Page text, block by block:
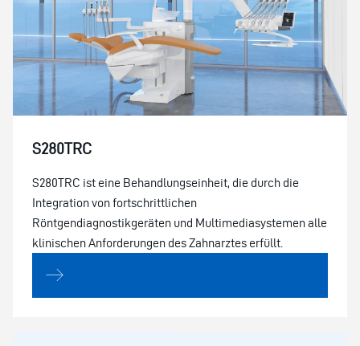
S280TRC
S280TRC ist eine Behandlungseinheit, die durch die
Integration von fortschrittlichen
Röntgendiagnostikgeräten und Multimediasystemen alle
klinischen Anforderungen des Zahnarztes erfüllt.